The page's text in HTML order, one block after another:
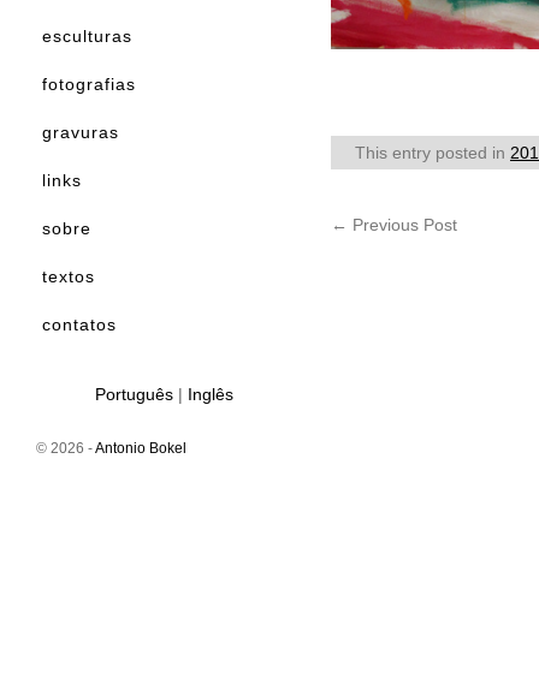
This entry posted in
← Previous Post
esculturas
fotografias
gravuras
links
sobre
textos
contatos
Português | Inglês
© 2026 -Antonio Bokel